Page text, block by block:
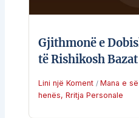
Gjithmonë e
të Rishikosh Bazat
Lini një Koment / Mana e së
henës, Rritja Personale